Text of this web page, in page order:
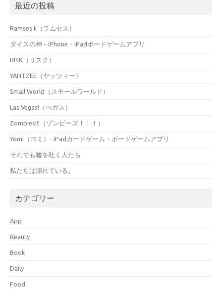
最近の投稿
Ramses II（ラムセス）
ダイスの神 – iPhone・iPadボードゲームアプリ
RISK（リスク）
YAHTZEE（ヤッツィー）
Small World（スモールワールド）
Las Vegas!（べガス）
Zombies!!!（ゾンビーズ！！！）
Yomi（ヨミ）- iPadカードゲーム・ボードゲームアプリ
それでも嘘を吐く人たち
私たちは溺れている。
カテゴリー
App
Beauty
Book
Daily
Food